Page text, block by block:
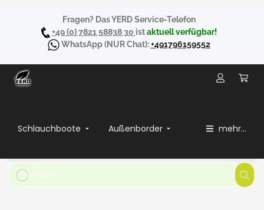
Fragen? Das YERD Service-Telefon
+49 (0) 7821 58838 30 istaktuell verfügbar!
WhatsApp(NUR Chat):+491796159552
Schlauchboote Außenborder mehr...